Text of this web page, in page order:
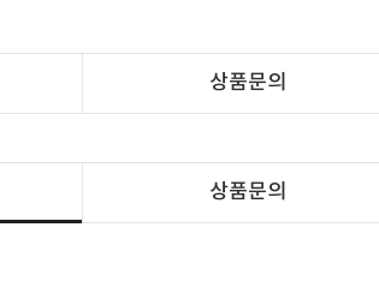
상품문의
상품문의